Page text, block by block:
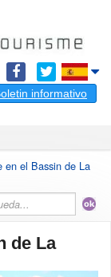
informativo
en el Bassin de La
de La